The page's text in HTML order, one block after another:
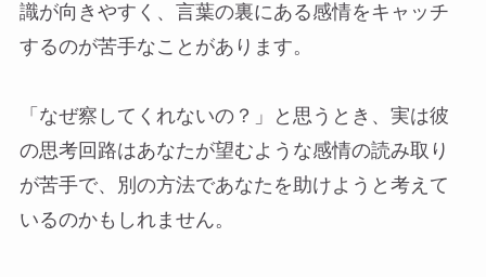
識が向きやすく、言葉の裏にある感情をキャッチ
するのが苦手なことがあります。
「なぜ察してくれないの？」と思うとき、実は彼
の思考回路はあなたが望むような感情の読み取り
が苦手で、別の方法であなたを助けようと考えて
いるのかもしれません。